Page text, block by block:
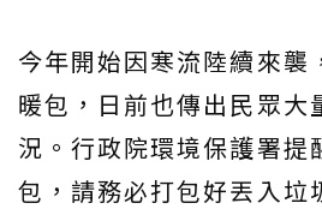
今年開始因寒流陸續來襲
暖包，日前也傳出民眾大
況。行政院環境保護署提
包，請務必打包好丟入垃